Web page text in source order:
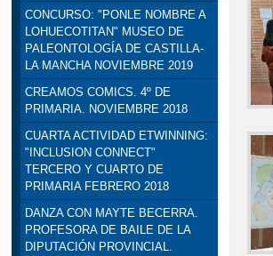
CONCURSO: "PONLE NOMBRE A
LOHUECOTITAN" MUSEO DE
PALEONTOLOGÍA DE CASTILLA-
LA MANCHA NOVIEMBRE 2019
CREAMOS COMICS. 4º DE
PRIMARIA. NOVIEMBRE 2018
CUARTA ACTIVIDAD ETWINNING:
"INCLUSION CONNECT"
TERCERO Y CUARTO DE
PRIMARIA FEBRERO 2018
DANZA CON MAYTE BECERRA.
PROFESORA DE BAILE DE LA
DIPUTACIÓN PROVINCIAL.